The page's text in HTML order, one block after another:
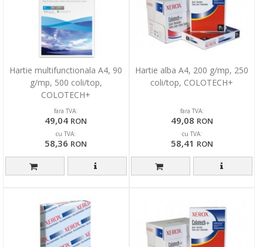
Hartie multifunctionala A4, 90
g/mp, 500 coli/top,
COLOTECH+
fara TVA:
49,04 RON
cu TVA:
58,36 RON
Hartie alba A4, 200 g/mp, 250
coli/top, COLOTECH+
fara TVA:
49,08 RON
cu TVA:
58,41 RON